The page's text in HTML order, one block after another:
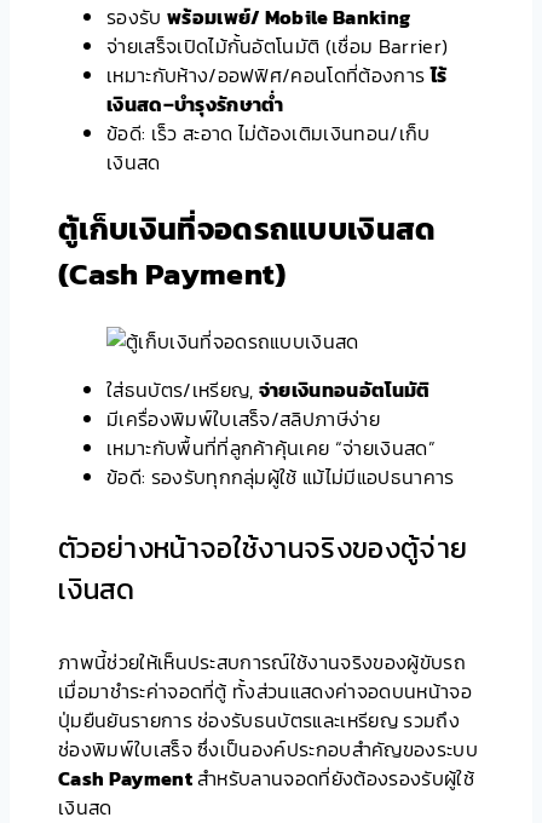
รองรับ พร้อมเพย์/ Mobile Banking
จ่ายเสร็จเปิดไม้กั้นอัตโนมัติ (เชื่อม Barrier)
เหมาะกับห้าง/ออฟฟิศ/คอนโดที่ต้องการไร้
เงินสด–บำรุงรักษาต่ำ
ข้อดี: เร็ว สะอาด ไม่ต้องเติมเงินทอน/เก็บ
เงินสด
ตู้เก็บเงินที่จอดรถแบบเงินสด
(Cash Payment)
ใส่ธนบัตร/เหรียญ, จ่ายเงินทอนอัตโนมัติ
มีเครื่องพิมพ์ใบเสร็จ/สลิปภาษีง่าย
เหมาะกับพื้นที่ที่ลูกค้าคุ้นเคย “จ่ายเงินสด”
ข้อดี: รองรับทุกกลุ่มผู้ใช้ แม้ไม่มีแอปธนาคาร
ตัวอย่างหน้าจอใช้งานจริงของตู้จ่าย
เงินสด
ภาพนี้ช่วยให้เห็นประสบการณ์ใช้งานจริงของผู้ขับรถ
เมื่อมาชำระค่าจอดที่ตู้ ทั้งส่วนแสดงค่าจอดบนหน้าจอ
ปุ่มยืนยันรายการ ช่องรับธนบัตรและเหรียญ รวมถึง
ช่องพิมพ์ใบเสร็จ ซึ่งเป็นองค์ประกอบสำคัญของระบบ
Cash Paymentสำหรับลานจอดที่ยังต้องรองรับผู้ใช้
เงินสด